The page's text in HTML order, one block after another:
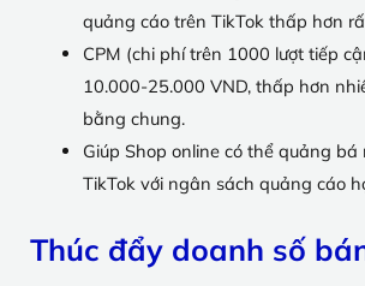
quảng cáo trên TikTok thấp hơn
CPM (chi phí trên 1000 lượt tiếp
10.000-25.000 VND, thấp hơn
bằng chung.
Giúp Shop online có thể quảng bá
TikTok với ngân sách quảng cáo
Thúc đẩy doanh số